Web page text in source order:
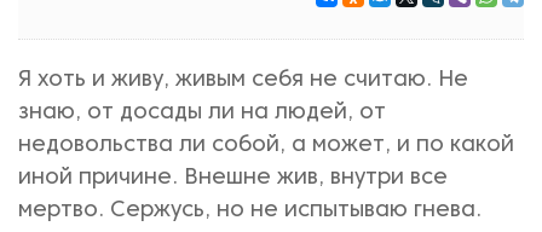
Я хоть и живу, живым себя не считаю. Не
знаю, от досады ли на людей, от
недовольства ли собой, а может, и по какой
иной причине. Внешне жив, внутри все
мертво. Сержусь, но не испытываю гнева.